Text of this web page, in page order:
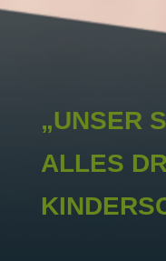
„UNSER
ALLES